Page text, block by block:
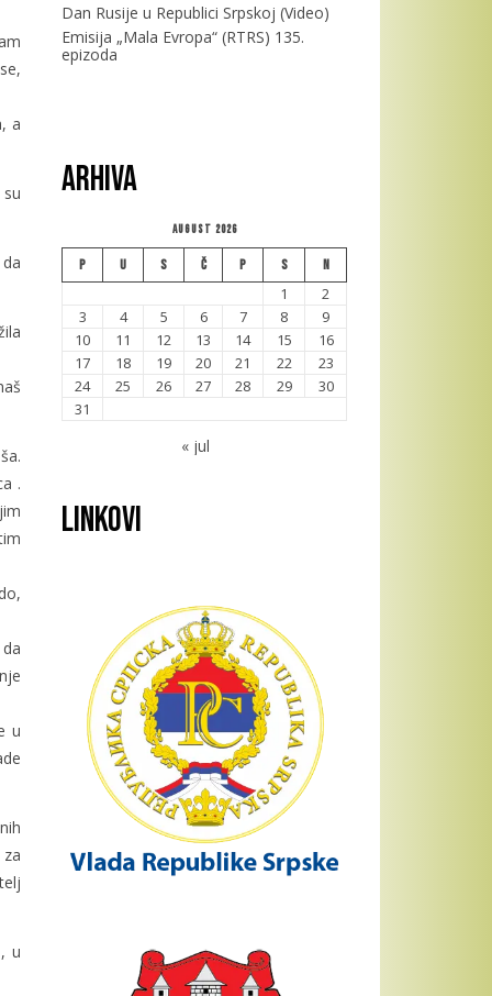
a
.
u
u
Dan Rusije u Republici Srpskoj (Video)
Emisija „Mala Evropa“ (RTRS) 135.
epizoda
Arhiva
August 2026
P U S Č P S N
1
2
3
4 5 6 7 8
9
10
11 12 13 14 15
16
17
18 19 20 21 22
23
24
25 26 27 28 29
30
31
« jul
Linkovi